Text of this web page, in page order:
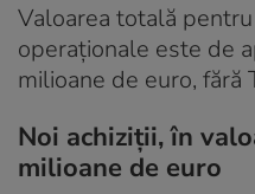
Valoarea totală
operaționale este de
milioane de euro, fără
Noi achiziții, în
milioane de euro